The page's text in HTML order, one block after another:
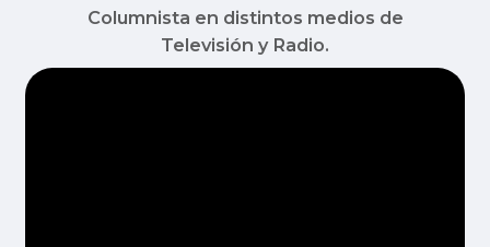
Columnista en distintos medios de
Televisión y Radio.